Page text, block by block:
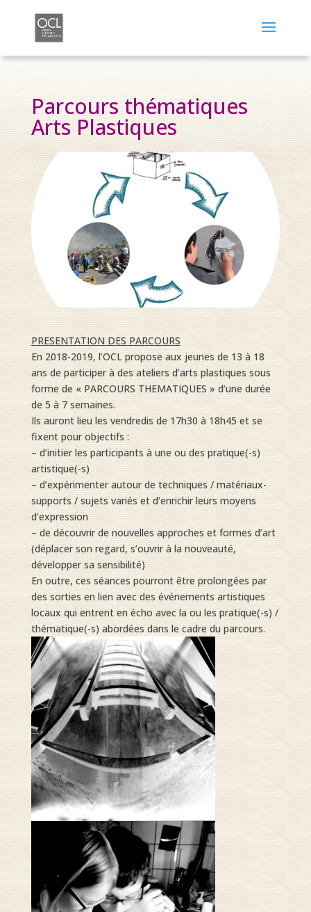
Parcours thématiques
Arts Plastiques
PRESENTATION DES PARCOURS
En 2018-2019, l’OCL propose aux jeunes de 13 à 18
ans de participer à des ateliers d’arts plastiques sous
forme de « PARCOURS THEMATIQUES » d’une durée
de 5 à 7 semaines.
Ils auront lieu les vendredis de 17h30 à 18h45 et se
fixent pour objectifs :
– d’initier les participants à une ou des pratique(-s)
artistique(-s)
– d’expérimenter autour de techniques / matériaux-
supports / sujets variés et d’enrichir leurs moyens
d’expression
– de découvrir de nouvelles approches et formes d’art
(déplacer son regard, s’ouvrir à la nouveauté,
développer sa sensibilité)
En outre, ces séances pourront être prolongées par
des sorties en lien avec des événements artistiques
locaux qui entrent en écho avec la ou les pratique(-s) /
thématique(-s) abordées dans le cadre du parcours.